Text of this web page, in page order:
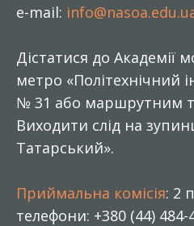
e-mail:
Дістатися до Академії
метро «Політехнічний
№ 31 або маршрутним
Виходити слід на
Татарський».
Приймальна комісія: 2
телефони: +380 (44) 484-